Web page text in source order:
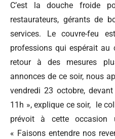
C’est la douche froide
restaurateurs, gérants de
services. Le couvre-feu
professions qui espérait au
retour à des mesures
annonces de ce soir, nous
vendredi 23 octobre,
11h », explique ce soir, le
prévoit à cette occasion
« Faisons entendre nos